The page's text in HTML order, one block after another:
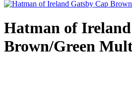
Hatman of
Brown/Green